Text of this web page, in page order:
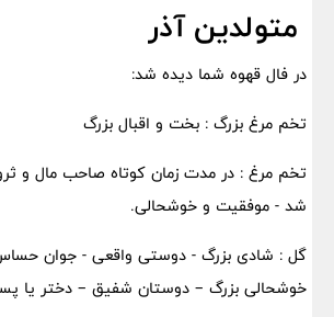
متولدین آذر
در فال قهوه شما دیده شد:
تخم مرغ بزرگ : بخت و اقبال بزرگ
تخم مرغ : در مدت زمان کوتاه صاحب مال و
شد - موفقیت و خوشحالی.
گل : شادی بزرگ - دوستی واقعی - جوان
خوشحالی بزرگ – دوستان شفیق – دختر یا